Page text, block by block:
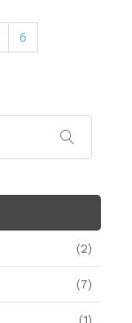
6
(2)
(7)
(1)